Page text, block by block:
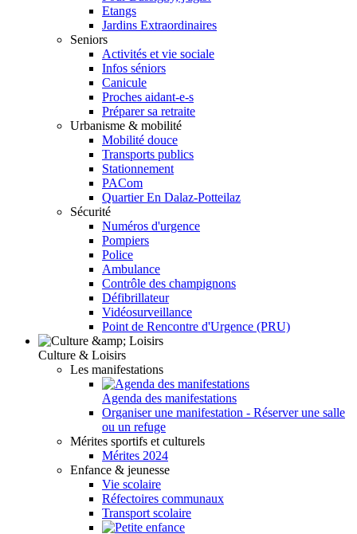
Etangs
Jardins Extraordinaires
Seniors
Activités et vie sociale
Infos séniors
Canicule
Proches aidant-e-s
Préparer sa retraite
Urbanisme & mobilité
Mobilité douce
Transports publics
Stationnement
PACom
Quartier En Dalaz-Potteilaz
Sécurité
Numéros d'urgence
Pompiers
Police
Ambulance
Contrôle des champignons
Défibrillateur
Vidéosurveillance
Point de Rencontre d'Urgence (PRU)
Culture & Loisirs
Les manifestations
Agenda des manifestations
Organiser une manifestation - Réserver une salle
ou un refuge
Mérites sportifs et culturels
Mérites 2024
Enfance & jeunesse
Vie scolaire
Réfectoires communaux
Transport scolaire